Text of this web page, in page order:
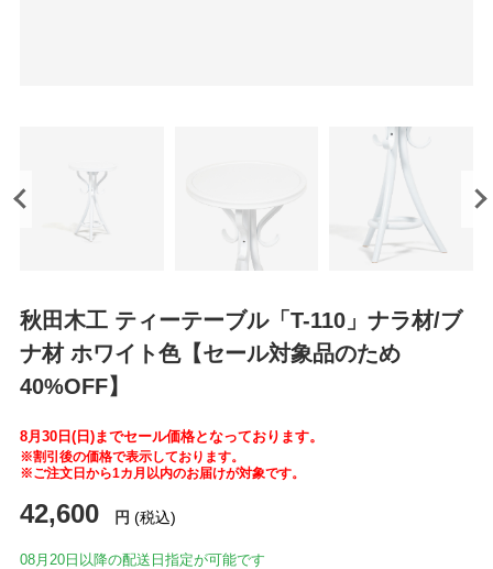
秋田木工 ティーテーブル「T-110」ナラ材/ブ
ナ材 ホワイト色【セール対象品のため
40%OFF】
8月30日(日)までセール価格となっております。
※割引後の価格で表示しております。
※ご注文日から1カ月以内のお届けが対象です。
42,600 円 (税込)
08月20日 以降の配送日指定が可能です